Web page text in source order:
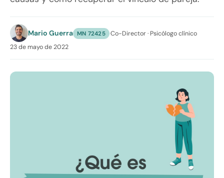
Mario Guerra MN 72425 ·Co-Director · Psicólogo clínico
23 de mayo de 2022